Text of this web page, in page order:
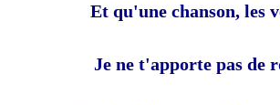
Et qu'une chanson, les
Je ne t'apporte pas de